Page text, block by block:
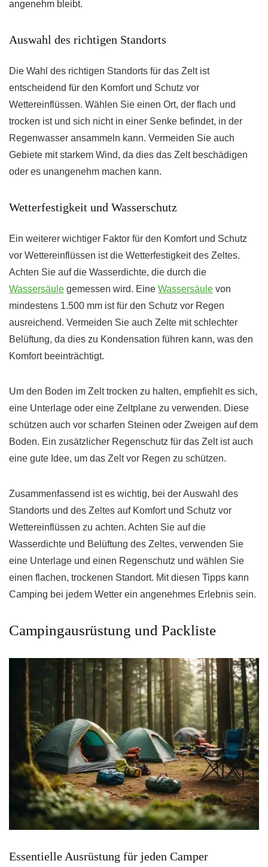
angenehm bleibt.
Auswahl des richtigen Standorts
Die Wahl des richtigen Standorts für das Zelt ist
entscheidend für den Komfort und Schutz vor
Wettereinflüssen. Wählen Sie einen Ort, der flach und
trocken ist und sich nicht in einer Senke befindet, in der
Regenwasser ansammeln kann. Vermeiden Sie auch
Gebiete mit starkem Wind, da dies das Zelt beschädigen
oder es unangenehm machen kann.
Wetterfestigkeit und Wasserschutz
Ein weiterer wichtiger Faktor für den Komfort und Schutz
vor Wettereinflüssen ist die Wetterfestigkeit des Zeltes.
Achten Sie auf die Wasserdichte, die durch die
Wassersäule gemessen wird. Eine Wassersäule von
mindestens 1.500 mm ist für den Schutz vor Regen
ausreichend. Vermeiden Sie auch Zelte mit schlechter
Belüftung, da dies zu Kondensation führen kann, was den
Komfort beeinträchtigt.
Um den Boden im Zelt trocken zu halten, empfiehlt es sich,
eine Unterlage oder eine Zeltplane zu verwenden. Diese
schützen auch vor scharfen Steinen oder Zweigen auf dem
Boden. Ein zusätzlicher Regenschutz für das Zelt ist auch
eine gute Idee, um das Zelt vor Regen zu schützen.
Zusammenfassend ist es wichtig, bei der Auswahl des
Standorts und des Zeltes auf Komfort und Schutz vor
Wettereinflüssen zu achten. Achten Sie auf die
Wasserdichte und Belüftung des Zeltes, verwenden Sie
eine Unterlage und einen Regenschutz und wählen Sie
einen flachen, trockenen Standort. Mit diesen Tipps kann
Camping bei jedem Wetter ein angenehmes Erlebnis sein.
Campingausrüstung und Packliste
Essentielle Ausrüstung für jeden Camper